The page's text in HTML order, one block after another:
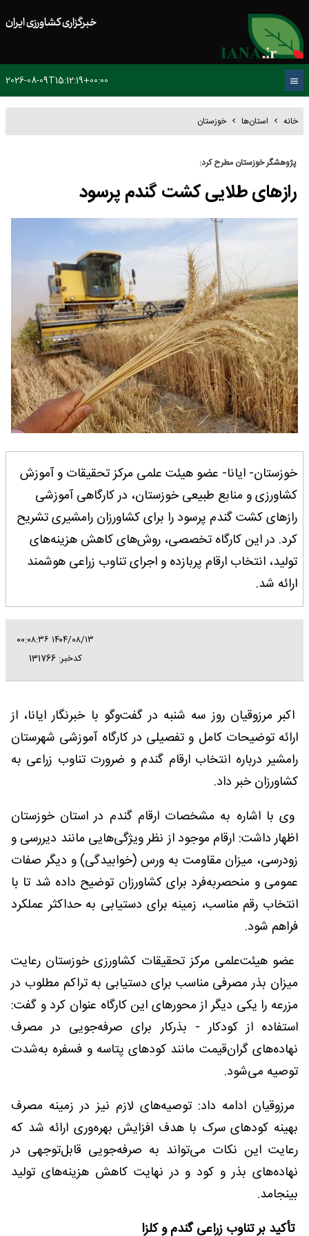
خبرگزاری کشاورزی ایران
2026-08-09T15:12:19+00:00
خانه استان‌ها خوزستان
پژوهشگر خوزستان مطرح کرد:
رازهای طلایی کشت گندم پرسود
خوزستان- ایانا- عضو هیئت علمی مرکز تحقیقات و آموزش
کشاورزی و منابع طبیعی خوزستان، در کارگاهی آموزشی
رازهای کشت گندم پرسود را برای کشاورزان رامشیری تشریح
کرد. در این کارگاه تخصصی، روش‌های کاهش هزینه‌های
تولید، انتخاب ارقام پربازده و اجرای تناوب زراعی هوشمند
ارائه شد.
۱۴۰۴/۰۸/۱۳ ۰۰:۰۸:۳۶
کدخبر: 131766
اکبر مرزوقیان روز سه شنبه در گفت‌وگو با خبرنگار ایانا، از
ارائه توضیحات کامل و تفصیلی در کارگاه آموزشی شهرستان
رامشیر درباره انتخاب ارقام گندم و ضرورت تناوب زراعی به
کشاورزان خبر داد.
وی با اشاره به مشخصات ارقام گندم در استان خوزستان
اظهار داشت: ارقام موجود از نظر ویژگی‌هایی مانند دیررسی و
زودرسی، میزان مقاومت به ورس (خوابیدگی) و دیگر صفات
عمومی و منحصربه‌فرد برای کشاورزان توضیح داده شد تا با
انتخاب رقم مناسب، زمینه برای دستیابی به حداکثر عملکرد
فراهم شود.
عضو هیئت‌علمی مرکز تحقیقات کشاورزی خوزستان رعایت
میزان بذر مصرفی مناسب برای دستیابی به تراکم مطلوب در
مزرعه را یکی دیگر از محورهای این کارگاه عنوان کرد و گفت:
استفاده از کودکار - بذرکار برای صرفه‌جویی در مصرف
نهاده‌های گران‌قیمت مانند کودهای پتاسه و فسفره به‌شدت
توصیه می‌شود.
مرزوقیان ادامه داد: توصیه‌های لازم نیز در زمینه مصرف
بهینه کودهای سرک با هدف افزایش بهره‌وری ارائه شد که
رعایت این نکات می‌تواند به صرفه‌جویی قابل‌توجهی در
نهاده‌های بذر و کود و در نهایت کاهش هزینه‌های تولید
بینجامد.
تأکید بر تناوب زراعی گندم و کلزا